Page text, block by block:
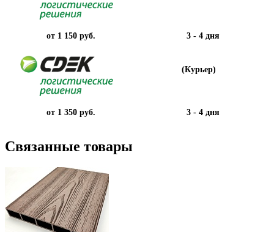
от 1 150 руб. 3 - 4 дня
(Курьер)
от 1 350 руб. 3 - 4 дня
Связанные товары